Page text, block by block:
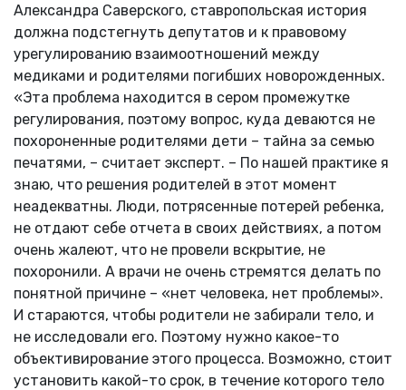
Александра Саверского, ставропольская история
должна подстегнуть депутатов и к правовому
урегулированию взаимоотношений между
медиками и родителями погибших новорожденных.
«Эта проблема находится в сером промежутке
регулирования, поэтому вопрос, куда деваются не
похороненные родителями дети – тайна за семью
печатями, – считает эксперт. – По нашей практике я
знаю, что решения родителей в этот момент
неадекватны. Люди, потрясенные потерей ребенка,
не отдают себе отчета в своих действиях, а потом
очень жалеют, что не провели вскрытие, не
похоронили. А врачи не очень стремятся делать по
понятной причине – «нет человека, нет проблемы».
И стараются, чтобы родители не забирали тело, и
не исследовали его. Поэтому нужно какое-то
объективирование этого процесса. Возможно, стоит
установить какой-то срок, в течение которого тело